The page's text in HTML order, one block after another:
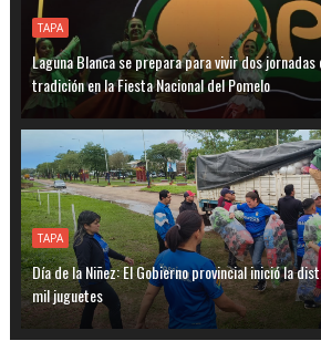
TAPA
Laguna Blanca se prepara para vivir dos
tradición en la Fiesta Nacional del Pomelo
TAPA
Día de la Niñez: El Gobierno provincial inició la
mil juguetes